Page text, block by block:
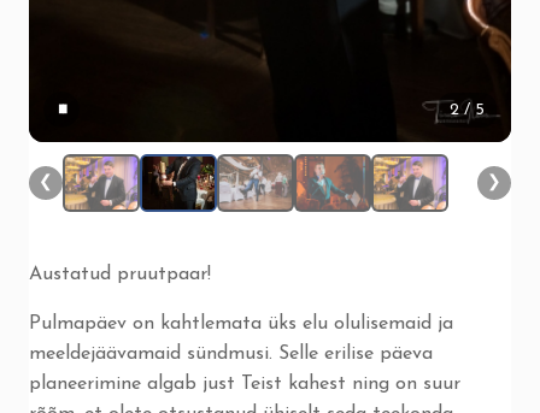
2/ 5
▮▮
❮ ❯
Austatud pruutpaar!
Pulmapäev on kahtlemata üks elu olulisemaid ja
meeldejäävamaid sündmusi. Selle erilise päeva
planeerimine algab just Teist kahest ning on suur